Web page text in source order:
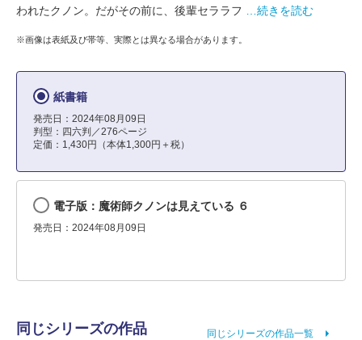
われたクノン。だがその前に、後輩セララフ
…続きを読む
※画像は表紙及び帯等、実際とは異なる場合があります。
紙書籍
発売日：2024年08月09日
判型：四六判／276ページ
定価：1,430円（本体1,300円＋税）
電子版：魔術師クノンは見えている ６
発売日：2024年08月09日
同じシリーズの作品 同じシリーズの作品一覧